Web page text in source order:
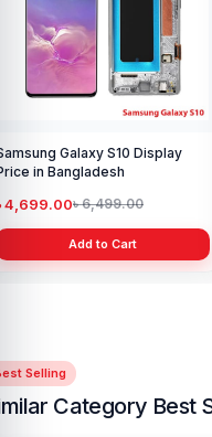
Galaxy S10 Display
in Bangladesh
4,699.00৳ 6,499.00
Add to Cart
Selling
Category Best